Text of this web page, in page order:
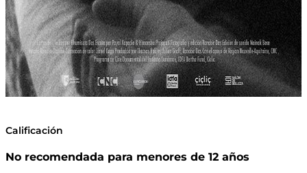
Calificación
No recomendada para menores de 12 años